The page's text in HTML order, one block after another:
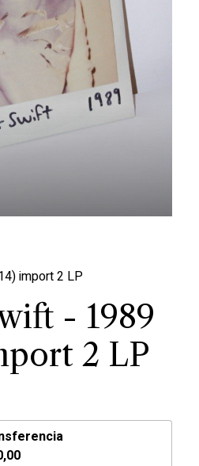
import 2 LP
- 1989
2 LP